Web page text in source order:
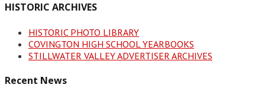
HISTORIC ARCHIVES
HISTORIC PHOTO LIBRARY
COVINGTON HIGH SCHOOL YEARBOOKS
STILLWATER VALLEY ADVERTISER ARCHIVES
Recent News